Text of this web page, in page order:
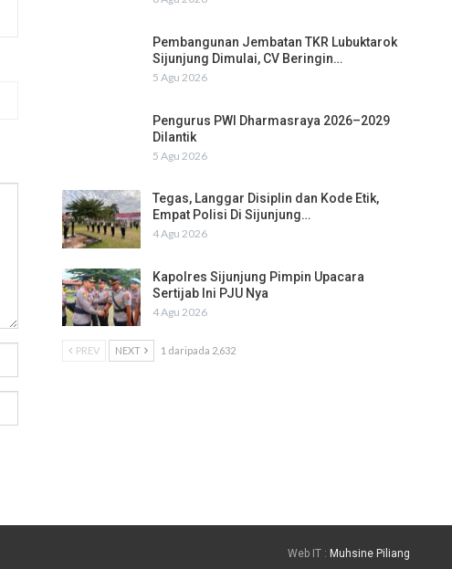
Pembangunan Jembatan TKR Lubuktarok
Sijunjung Dimulai, CV Beringin…
5 Agu 2026
Pengurus PWI Dharmasraya 2026–2029
Dilantik
5 Agu 2026
Tegas, Langgar Disiplin dan Kode Etik,
Empat Polisi Di Sijunjung…
4 Agu 2026
Kapolres Sijunjung Pimpin Upacara
Sertijab Ini PJU Nya
4 Agu 2026
PREV NEXT 1 daripada 2,632
Web IT : Muhsine Piliang